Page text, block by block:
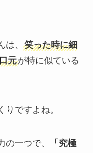
、 笑った時に細
元が特に似ている
ですよね。
一つで、
「究極